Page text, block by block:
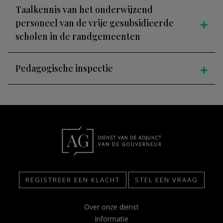
Taalkennis van het onderwijzend
personeel van de vrije gesubsidieerde
scholen in de randgemeenten
Pedagogische inspectie
REGISTREER EEN KLACHT STEL EEN VRAAG
Over onze dienst
Informatie